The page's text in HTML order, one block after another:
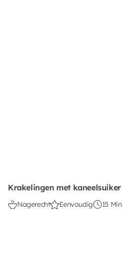
Krakelingen met kaneelsuiker
Nagerecht Eenvoudig 15 Min